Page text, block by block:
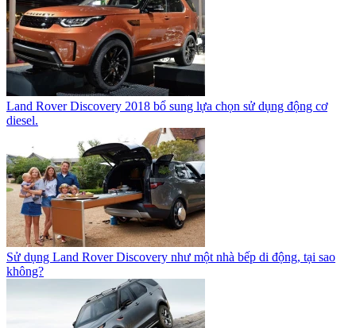
Land Rover Discovery 2018 bổ sung lựa chọn sử dụng động cơ
diesel.
Sử dụng Land Rover Discovery như một nhà bếp di động, tại sao
không?